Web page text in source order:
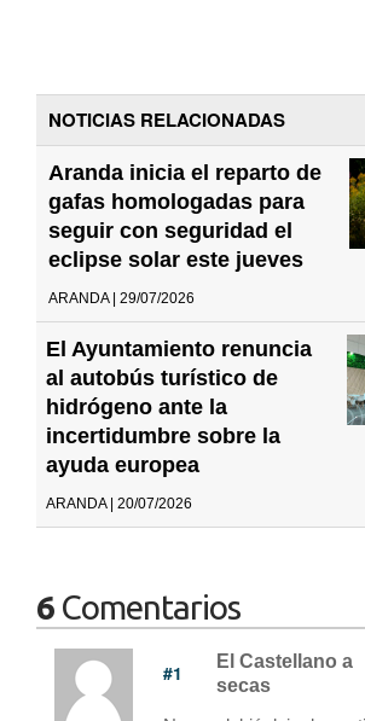
NOTICIAS RELACIONADAS
Aranda inicia el reparto de
gafas homologadas para
seguir con seguridad el
eclipse solar este jueves
ARANDA | 29/07/2026
El Ayuntamiento renuncia
al autobús turístico de
hidrógeno ante la
incertidumbre sobre la
ayuda europea
ARANDA | 20/07/2026
6 Comentarios
#1
El Castellano a
secas